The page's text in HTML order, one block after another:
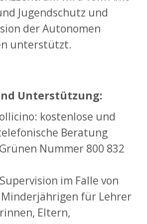
Jugendschutz und
der Autonomen
unterstützt.
Unterstützung:
kostenlose und
Beratung
Nummer 800 832
im Falle von
für Lehrer
Eltern,